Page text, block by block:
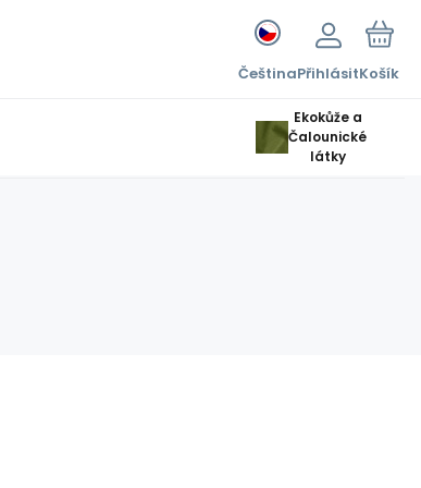
ČeštinaPřihlásitKošík
Ekokůže a
Čalounické
látky